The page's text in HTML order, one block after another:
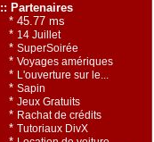
:: Partenaires
* 45.77 ms
* 14 Juillet
* SuperSoirée
* Voyages amériques
* L'ouverture sur le...
* Sapin
* Jeux Gratuits
* Rachat de crédits
* Tutoriaux DivX